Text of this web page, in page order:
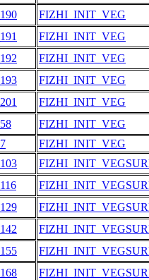
190
FIZHI_INIT_VEG
191
FIZHI_INIT_VEG
192
FIZHI_INIT_VEG
193
FIZHI_INIT_VEG
201
FIZHI_INIT_VEG
58
FIZHI_INIT_VEG
7
FIZHI_INIT_VEG
103
116
129
142
155
168